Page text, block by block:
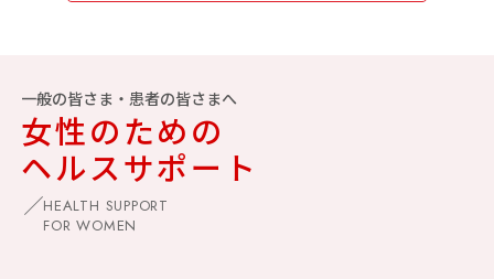
一般の皆さま・患者の皆さまへ
女性のための
ヘルスサポート
HEALTH SUPPORT
FOR WOMEN